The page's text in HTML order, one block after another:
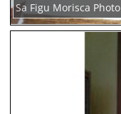
Sa Figu Morisca Photo